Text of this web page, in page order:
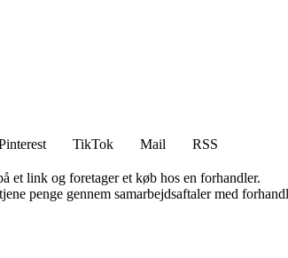
TikTok Mail
RSS
link og foretager et køb hos en forhandler.
penge gennem samarbejdsaftaler med